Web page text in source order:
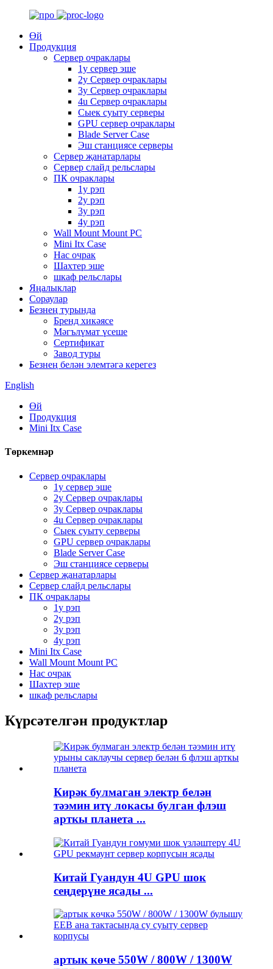
Өй
Продукция
Сервер очраклары
1у сервер эше
2у Сервер очраклары
3у Сервер очраклары
4u Сервер очраклары
Сыек суыту серверы
GPU сервер очраклары
Blade Server Case
Эш станциясе серверы
Сервер җанатарлары
Сервер слайд рельслары
ПК очраклары
1у рэп
2у рэп
3у рэп
4у рэп
Wall Mount Mount PC
Mini Itx Case
Нас очрак
Шахтер эше
шкаф рельслары
Яңалыклар
Сораулар
Безнең турында
Бренд хикәясе
Мәгълүмат үсеше
Сертификат
Завод туры
Безнең белән элемтәгә керегез
English
Өй
Продукция
Mini Itx Case
Төркемнәр
Сервер очраклары
1у сервер эше
2у Сервер очраклары
3у Сервер очраклары
4u Сервер очраклары
Сыек суыту серверы
GPU сервер очраклары
Blade Server Case
Эш станциясе серверы
Сервер җанатарлары
Сервер слайд рельслары
ПК очраклары
1у рэп
2у рэп
3у рэп
4у рэп
Mini Itx Case
Wall Mount Mount PC
Нас очрак
Шахтер эше
шкаф рельслары
Күрсәтелгән продуктлар
Кирәк булмаган электр белән
тәэмин итү локасы булган флэш
арткы планета ...
Китай Гуандун 4U GPU шок
сеңдерүне ясады ...
артык көче 550W / 800W / 1300W